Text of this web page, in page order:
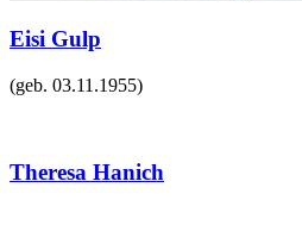
Eisi Gulp
(geb. 03.11.1955)
Theresa Hanich